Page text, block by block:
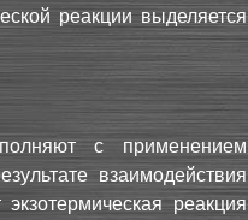
реакции выделяется
с применением
взаимодействия
реакция